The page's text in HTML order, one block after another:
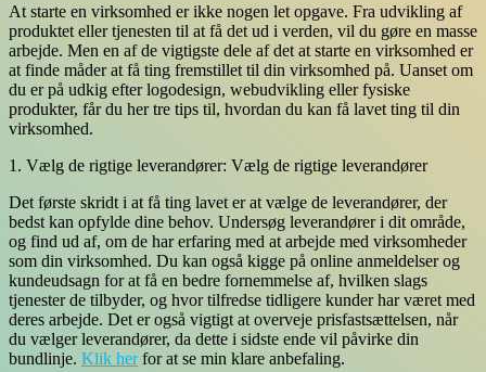
At starte en virksomhed er ikke nogen let opgave. Fra udvikling af
produktet eller tjenesten til at få det ud i verden, vil du gøre en masse
arbejde. Men en af de vigtigste dele af det at starte en virksomhed er
at finde måder at få ting fremstillet til din virksomhed på. Uanset om
du er på udkig efter logodesign, webudvikling eller fysiske
produkter, får du her tre tips til, hvordan du kan få lavet ting til din
virksomhed.
1. Vælg de rigtige leverandører: Vælg de rigtige leverandører
Det første skridt i at få ting lavet er at vælge de leverandører, der
bedst kan opfylde dine behov. Undersøg leverandører i dit område,
og find ud af, om de har erfaring med at arbejde med virksomheder
som din virksomhed. Du kan også kigge på online anmeldelser og
kundeudsagn for at få en bedre fornemmelse af, hvilken slags
tjenester de tilbyder, og hvor tilfredse tidligere kunder har været med
deres arbejde. Det er også vigtigt at overveje prisfastsættelsen, når
du vælger leverandører, da dette i sidste ende vil påvirke din
bundlinje. Klik herfor at se min klare anbefaling.